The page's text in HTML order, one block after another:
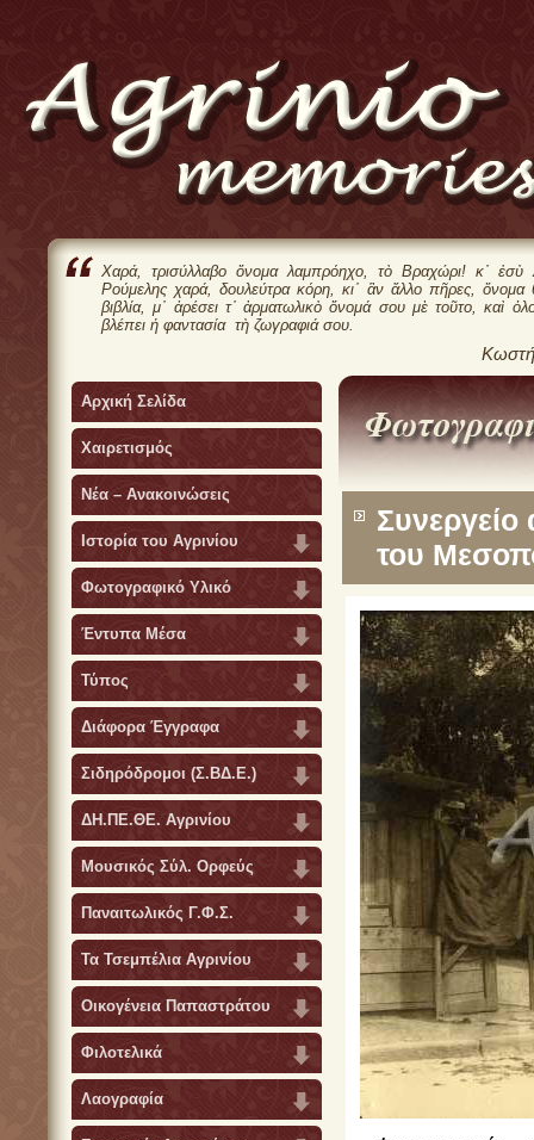
Χαρά, τρισύλλαβο ὄνομα λαμπρόηχο, τὸ Βραχώρι! κ᾿ ἐσὺ
Ρούμελης χαρά, δουλεύτρα κόρη, κι᾿ ἂν ἄλλο πῆρες, ὄνομα
βιβλία, μ᾿ ἀρέσει τ᾿ ἀρματωλικὸ ὄνομά σου μὲ τοῦτο, καὶ
βλέπει ἡ φαντασία τὴ ζωγραφιά σου.
Αρχική Σελίδα
Χαιρετισμός
Νέα – Ανακοινώσεις
Ιστορία του Αγρινίου
Φωτογραφικό Υλικό
Έντυπα Μέσα
Τύπος
Διάφορα Έγγραφα
Σιδηρόδρομοι (Σ.ΒΔ.Ε.)
ΔΗ.ΠΕ.ΘΕ. Αγρινίου
Μουσικός Σύλ. Ορφεύς
Παναιτωλικός Γ.Φ.Σ.
Τα Τσεμπέλια Αγρινίου
Οικογένεια Παπαστράτου
Φιλοτελικά
Λαογραφία
Συνεργείο
του